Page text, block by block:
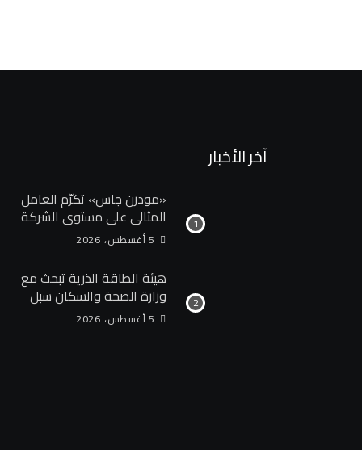
آخر الأخبار
«مودرن جاس» تكرّم العامل
المثالي علي مستوي الشركة
5 أغسطس، 2026
هيئة الطاقة الذرية تبحث مع
وزارة الصحة والسكان سبل
تعزيز التعاون في مجالات
الصحة والعلاج الإشعاعي
5 أغسطس، 2026